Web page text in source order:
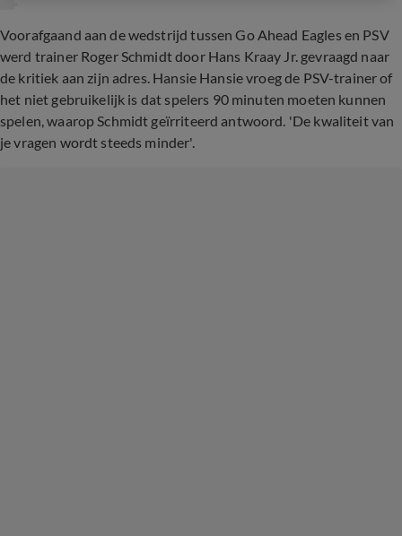
Voorafgaand aan de wedstrijd tussen Go Ahead Eagles en PSV
werd trainer Roger Schmidt door Hans Kraay Jr. gevraagd naar
de kritiek aan zijn adres. Hansie Hansie vroeg de PSV-trainer of
het niet gebruikelijk is dat spelers 90 minuten moeten kunnen
spelen, waarop Schmidt geïrriteerd antwoord. 'De kwaliteit van
je vragen wordt steeds minder'.